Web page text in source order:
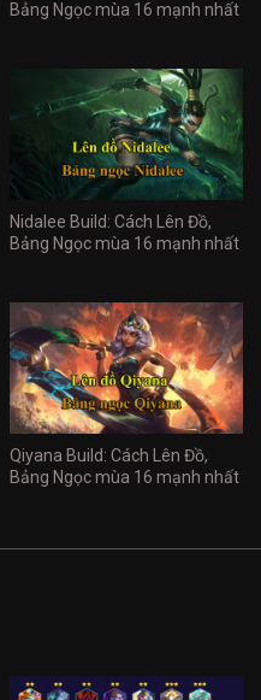
Bảng Ngọc mùa 16 mạnh nhất
Nidalee Build: Cách Lên Đồ,
Bảng Ngọc mùa 16 mạnh nhất
Qiyana Build: Cách Lên Đồ,
Bảng Ngọc mùa 16 mạnh nhất